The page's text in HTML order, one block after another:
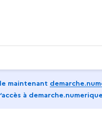
maintenant
à